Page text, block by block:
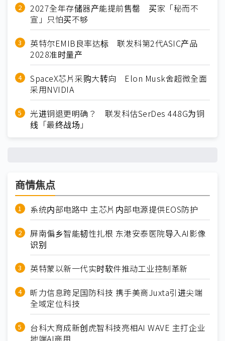
2027全年存储器产能提前售罄 买家「秘而不
宣」只怕买不够
英特尔EMIB良率达标 联发科第2代ASIC产品
2028准时量产
SpaceX芯片采购大转向 Elon Musk舍超微全面
采用NVIDIA
光进铜退更明确？ 联发科估SerDes 448G为铜
线「最终战场」
商情焦点
系统内部电路中 主芯片内部电源提供EOS防护
屏南偏乡智能韧性扎根 东港安泰医院导入AI影像
识别
英特蒙以新一代实时软件推动工业控制革新
昕力信息跨足国防科技 携手美商Juxta引进尖端
全域定位科技
台科大育成新创虎智科技亮相AI WAVE 主打企业